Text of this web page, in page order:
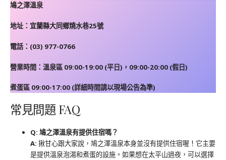
鳩之澤溫泉
地址：宜蘭縣大同鄉燒水巷25號
電話：(03) 977-0766
營業時間：溫泉區 09:00-19:00 (平日)，09:00-20:00 (假日)
煮蛋區 09:00-17:00 (詳細時間請以現場公告為準)
常見問題 FAQ
Q: 鳩之澤溫泉有提供住宿嗎？
A: 揪甘心跟大家說，鳩之澤溫泉本身並沒有提供住宿喔！它主要
是提供溫泉泡湯和煮蛋的設施。如果想在太平山過夜，可以選擇